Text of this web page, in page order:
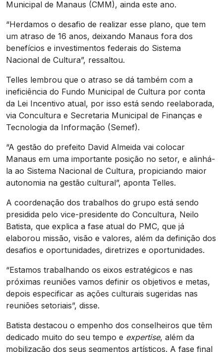
Municipal de Manaus (CMM), ainda este ano.
“Herdamos o desafio de realizar esse plano, que tem
um atraso de 16 anos, deixando Manaus fora dos
benefícios e investimentos federais do Sistema
Nacional de Cultura”, ressaltou.
Telles lembrou que o atraso se dá também com a
ineficiência do Fundo Municipal de Cultura por conta
da Lei Incentivo atual, por isso está sendo reelaborada,
via Concultura e Secretaria Municipal de Finanças e
Tecnologia da Informação (Semef).
“A gestão do prefeito David Almeida vai colocar
Manaus em uma importante posição no setor, e alinhá-
la ao Sistema Nacional de Cultura, propiciando maior
autonomia na gestão cultural”, aponta Telles.
A coordenação dos trabalhos do grupo está sendo
presidida pelo vice-presidente do Concultura, Neilo
Batista, que explica a fase atual do PMC, que já
elaborou missão, visão e valores, além da definição dos
desafios e oportunidades, diretrizes e oportunidades.
“Estamos trabalhando os eixos estratégicos e nas
próximas reuniões vamos definir os objetivos e metas,
depois especificar as ações culturais sugeridas nas
reuniões setoriais”, disse.
Batista destacou o empenho dos conselheiros que têm
dedicado muito do seu tempo e expertise, além da
mobilização dos seus segmentos artísticos. A fase final